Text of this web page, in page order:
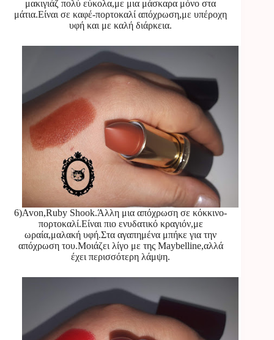
μακιγιάζ πολύ εύκολα,με μια μάσκαρα μόνο στα
μάτια.Είναι σε καφέ-πορτοκαλί απόχρωση,με υπέροχη
υφή και με καλή διάρκεια.
6)Avon,Ruby Shook.Άλλη μια απόχρωση σε κόκκινο-
πορτοκαλί.Είναι πιο ενυδατικό κραγιόν,με
ωραία,μαλακή υφή.Στα αγαπημένα μπήκε για την
απόχρωση του.Μοιάζει λίγο με της Maybelline,αλλά
έχει περισσότερη λάμψη.